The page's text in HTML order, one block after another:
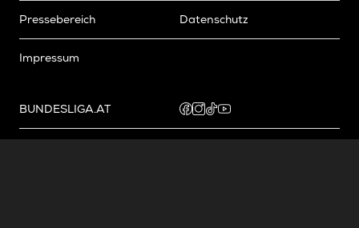
Pressebereich
Impressum
Datenschutz
BUNDESLIGA.AT